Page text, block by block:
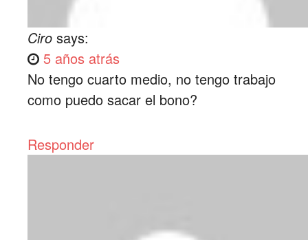
Ciro says:
5 años atrás
No tengo cuarto medio, no tengo trabajo
como puedo sacar el bono?
Responder